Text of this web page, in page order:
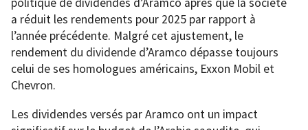
a réduit les rendements pour 2025 par rapport à
l’année précédente. Malgré cet ajustement, le
rendement du dividende d’Aramco dépasse toujours
celui de ses homologues américains, Exxon Mobil et
Chevron.
Les dividendes versés par Aramco ont un impact